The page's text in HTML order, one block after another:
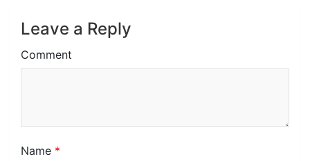
Leave a Reply
Comment
Name *